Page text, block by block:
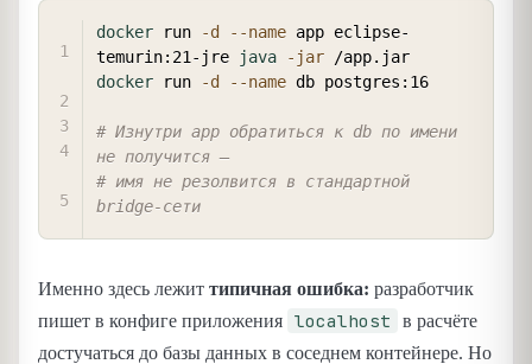
docker run -d --name app eclipse-
temurin:21-jre
java -jar
docker run -d --name db postgres:16
# Изнутри app обратиться к db по имени
не получится —
# имя не резолвится в стандартной
bridge-сети
Именно здесь лежит типичная ошибка: разработчик
пишет в конфиге приложения localhost
в расчёте
достучаться до базы данных в соседнем контейнере. Но